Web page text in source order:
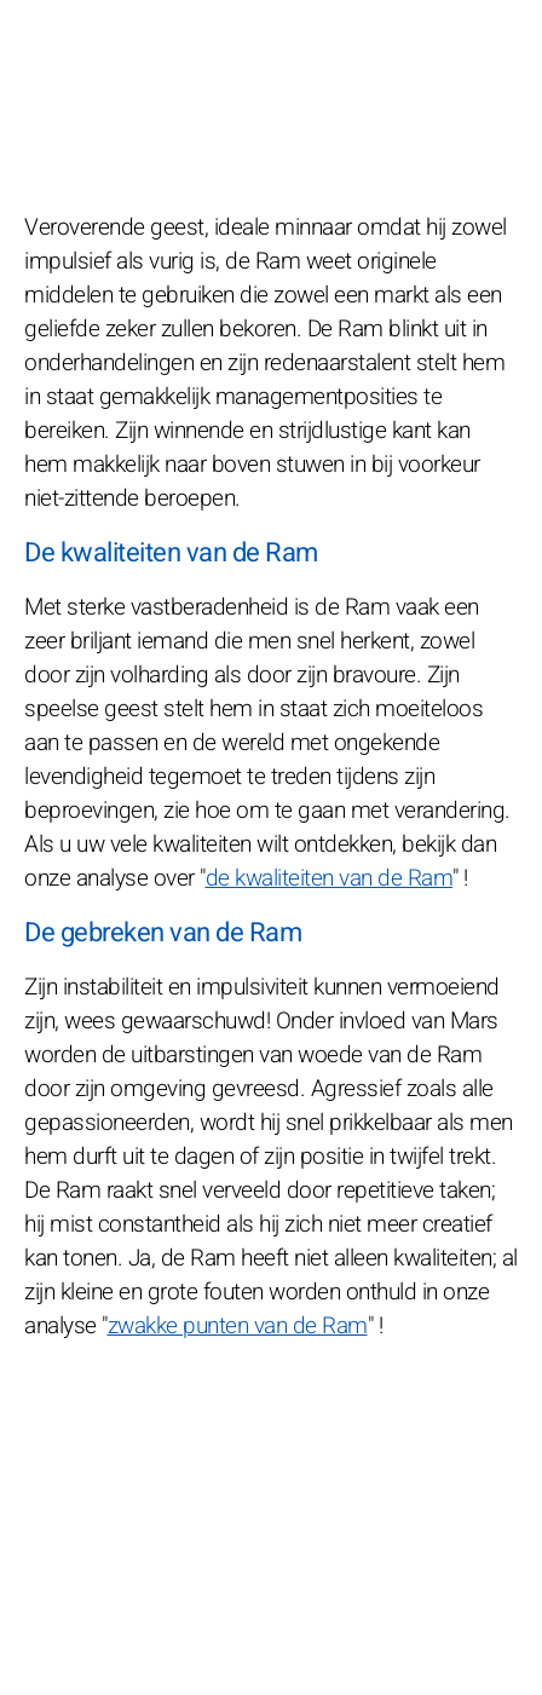
Veroverende geest, ideale minnaar omdat hij zowel
impulsief als vurig is, de Ram weet originele
middelen te gebruiken die zowel een markt als een
geliefde zeker zullen bekoren. De Ram blinkt uit in
onderhandelingen en zijn redenaarstalent stelt hem
in staat gemakkelijk managementposities te
bereiken. Zijn winnende en strijdlustige kant kan
hem makkelijk naar boven stuwen in bij voorkeur
niet-zittende beroepen.
De kwaliteiten van de Ram
Met sterke vastberadenheid is de Ram vaak een
zeer briljant iemand die men snel herkent, zowel
door zijn volharding als door zijn bravoure. Zijn
speelse geest stelt hem in staat zich moeiteloos
aan te passen en de wereld met ongekende
levendigheid tegemoet te treden tijdens zijn
beproevingen, zie hoe om te gaan met verandering.
Als u uw vele kwaliteiten wilt ontdekken, bekijk dan
onze analyse over "de kwaliteiten van de Ram" !
De gebreken van de Ram
Zijn instabiliteit en impulsiviteit kunnen vermoeiend
zijn, wees gewaarschuwd! Onder invloed van Mars
worden de uitbarstingen van woede van de Ram
door zijn omgeving gevreesd. Agressief zoals alle
gepassioneerden, wordt hij snel prikkelbaar als men
hem durft uit te dagen of zijn positie in twijfel trekt.
De Ram raakt snel verveeld door repetitieve taken;
hij mist constantheid als hij zich niet meer creatief
kan tonen. Ja, de Ram heeft niet alleen kwaliteiten; al
zijn kleine en grote fouten worden onthuld in onze
analyse "zwakke punten van de Ram" !